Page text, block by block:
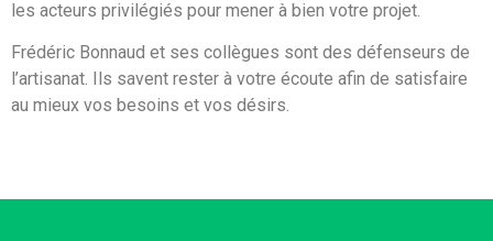
les acteurs privilégiés pour mener à bien votre projet.
Frédéric Bonnaud et ses collègues sont des défenseurs de
l’artisanat. Ils savent rester à votre écoute afin de satisfaire
au mieux vos besoins et vos désirs.